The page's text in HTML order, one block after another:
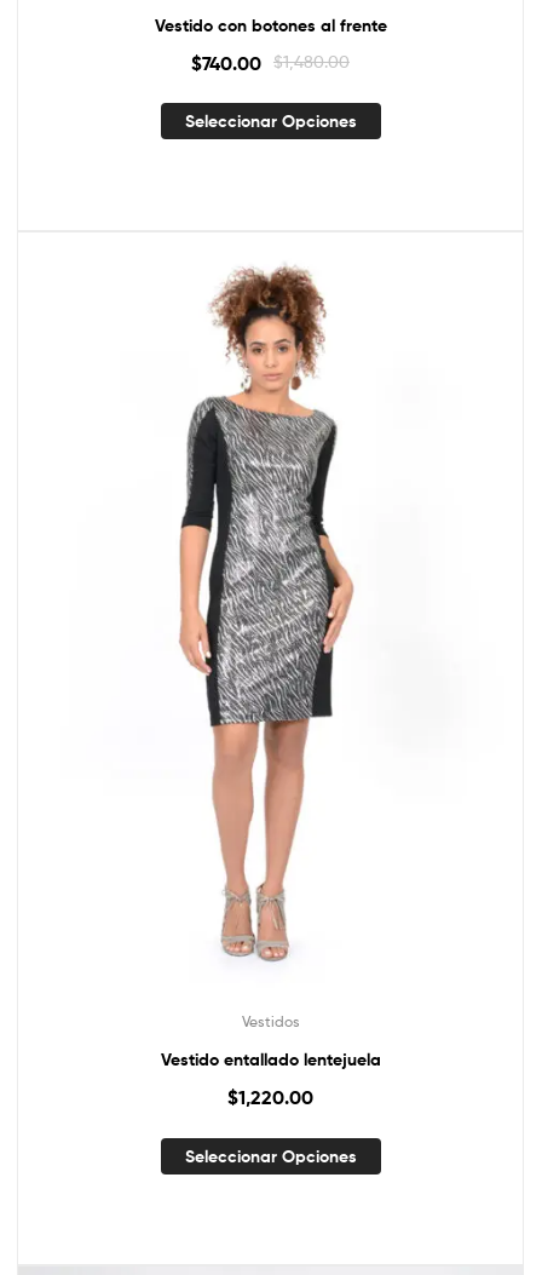
Vestido con botones al frente
$1,480.00
$740.00
Seleccionar Opciones
Vestidos
Vestido entallado lentejuela
$1,220.00
Seleccionar Opciones